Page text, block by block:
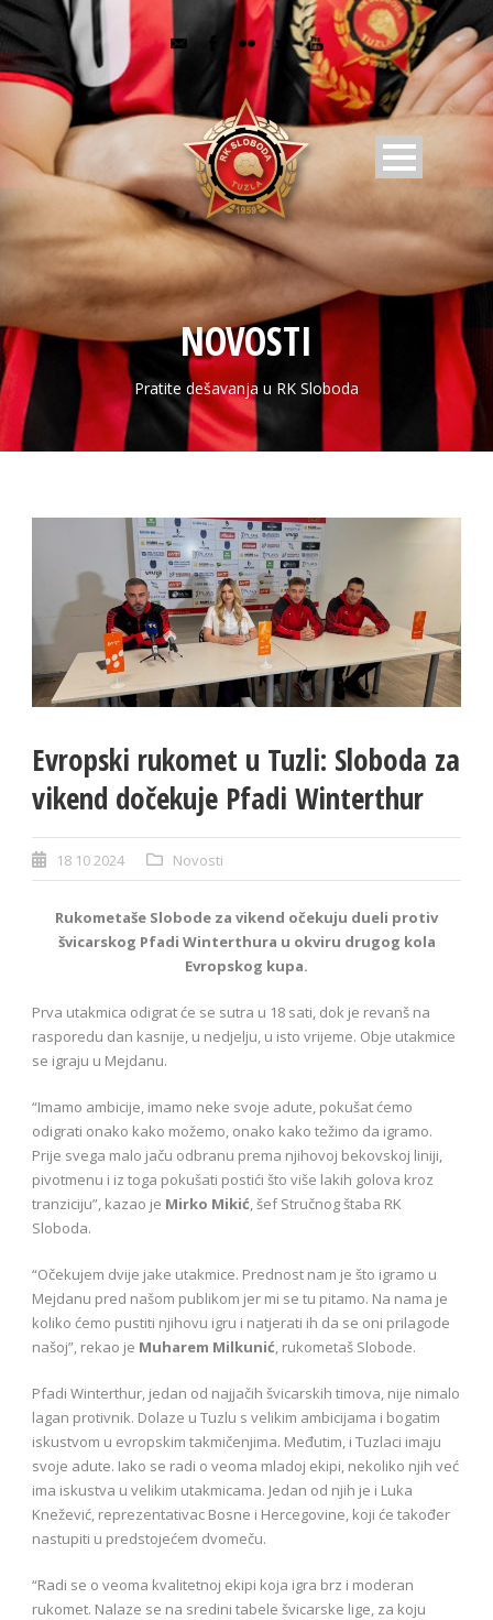
NOVOSTI
Pratite dešavanja u RK Sloboda
Evropski rukomet u Tuzli: Sloboda za
vikend dočekuje Pfadi Winterthur
18 10 2024 Novosti
Rukometaše Slobode za vikend očekuju dueli protiv
švicarskog Pfadi Winterthura u okviru drugog kola
Evropskog kupa.
Prva utakmica odigrat će se sutra u 18 sati, dok je revanš na
rasporedu dan kasnije, u nedjelju, u isto vrijeme. Obje utakmice
se igraju u Mejdanu.
“Imamo ambicije, imamo neke svoje adute, pokušat ćemo
odigrati onako kako možemo, onako kako težimo da igramo.
Prije svega malo jaču odbranu prema njihovoj bekovskoj liniji,
pivotmenu i iz toga pokušati postići što više lakih golova kroz
tranziciju”, kazao je Mirko Mikić, šef Stručnog štaba RK
Sloboda.
“Očekujem dvije jake utakmice. Prednost nam je što igramo u
Mejdanu pred našom publikom jer mi se tu pitamo. Na nama je
koliko ćemo pustiti njihovu igru i natjerati ih da se oni prilagode
našoj”, rekao je Muharem Milkunić, rukometaš Slobode.
Pfadi Winterthur, jedan od najjačih švicarskih timova, nije nimalo
lagan protivnik. Dolaze u Tuzlu s velikim ambicijama i bogatim
iskustvom u evropskim takmičenjima. Međutim, i Tuzlaci imaju
svoje adute. Iako se radi o veoma mladoj ekipi, nekoliko njih već
ima iskustva u velikim utakmicama. Jedan od njih je i Luka
Knežević, reprezentativac Bosne i Hercegovine, koji će također
nastupiti u predstojećem dvomeču.
“Radi se o veoma kvalitetnoj ekipi koja igra brz i moderan
rukomet. Nalaze se na sredini tabele švicarske lige, za koju